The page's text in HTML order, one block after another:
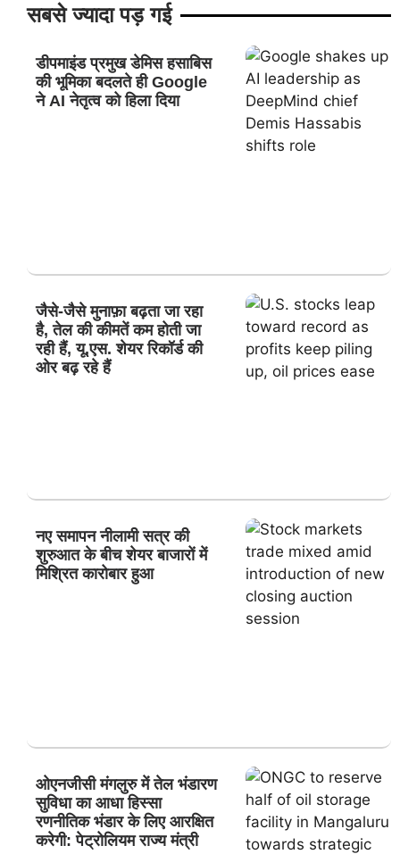
सबसे ज्यादा पड़ गई
डीपमाइंड प्रमुख डेमिस हसाबिस
की भूमिका बदलते ही Google
ने AI नेतृत्व को हिला दिया
जैसे-जैसे मुनाफ़ा बढ़ता जा रहा
है, तेल की कीमतें कम होती जा
रही हैं, यू.एस. शेयर रिकॉर्ड की
ओर बढ़ रहे हैं
नए समापन नीलामी सत्र की
शुरुआत के बीच शेयर बाजारों में
मिश्रित कारोबार हुआ
ओएनजीसी मंगलुरु में तेल भंडारण
सुविधा का आधा हिस्सा
रणनीतिक भंडार के लिए आरक्षित
करेगी: पेट्रोलियम राज्य मंत्री